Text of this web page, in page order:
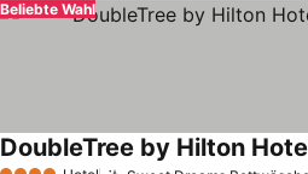
Beliebte Wahl
DoubleTree by Hilton